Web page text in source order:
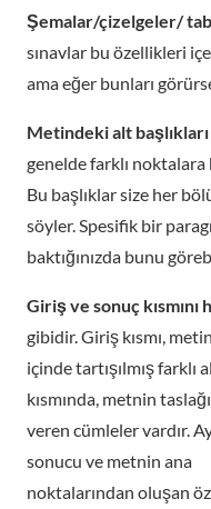
Şemalar/çizelgeler/
sınavlar bu özellikleri
ama eğer bunları
Metindeki alt
genelde farklı noktalara
Bu başlıklar size her
söyler. Spesifik bir
baktığınızda bunu
Giriş ve sonuç kısmını
gibidir. Giriş kısmı, metin
içinde tartışılmış farklı
kısmında, metnin
veren cümleler vardır.
sonucu ve metnin ana
noktalarından oluşan